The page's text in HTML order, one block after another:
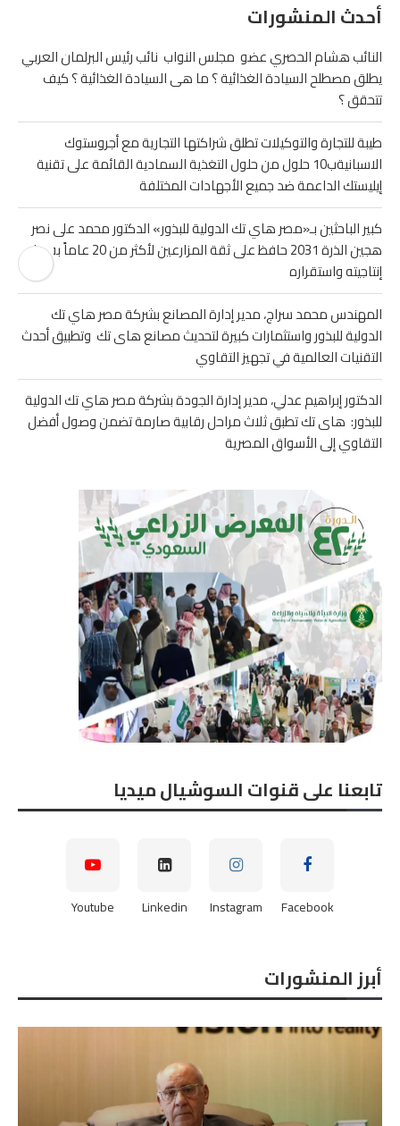
أحدث المنشورات
النائب هشام الحصري عضو مجلس النواب نائب رئيس البرلمان العربي
يطلق مصطلح السيادة الغذائية ؟ ما هى السيادة الغذائية ؟ كيف
تتحقق ؟
طيبة للتجارة والتوكيلات تطلق شراكتها التجارية مع أجروستوك
الاسبانيةب10 حلول من حلول التغذية السمادية القائمة على تقنية
إيليستك الداعمة ضد جميع الأجهادات المختلفة
كبير الباحثين بـ«مصر هاي تك الدولية للبذور» الدكتور محمد على نصر
هجين الذرة 2031 حافظ على ثقة المزارعين لأكثر من 20 عاماً بفضل
إنتاجيته واستقراره
المهندس محمد سراج، مدير إدارة المصانع بشركة مصر هاي تك
الدولية للبذور واستثمارات كبيرة لتحديث مصانع هاى تك وتطبيق أحدث
التقنيات العالمية في تجهيز التقاوي
الدكتور إبراهيم عدلي، مدير إدارة الجودة بشركة مصر هاي تك الدولية
للبذور: هاى تك تطبق ثلاث مراحل رقابية صارمة تضمن وصول أفضل
التقاوي إلى الأسواق المصرية
تابعنا على قنوات السوشيال ميديا
Facebook
Instagram
Linkedin
Youtube
أبرز المنشورات